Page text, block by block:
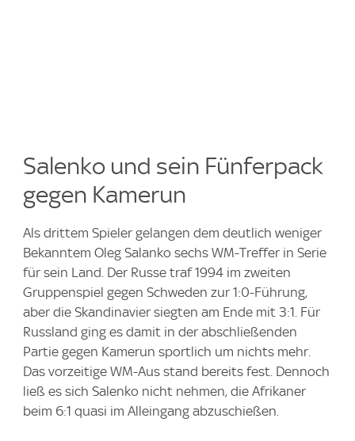
Salenko und sein Fünferpack
gegen Kamerun
Als drittem Spieler gelangen dem deutlich weniger
Bekanntem Oleg Salanko sechs WM-Treffer in Serie
für sein Land. Der Russe traf 1994 im zweiten
Gruppenspiel gegen Schweden zur 1:0-Führung,
aber die Skandinavier siegten am Ende mit 3:1. Für
Russland ging es damit in der abschließenden
Partie gegen Kamerun sportlich um nichts mehr.
Das vorzeitige WM-Aus stand bereits fest. Dennoch
ließ es sich Salenko nicht nehmen, die Afrikaner
beim 6:1 quasi im Alleingang abzuschießen.